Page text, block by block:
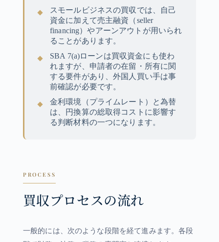
スモールビジネスの買収では、自己
資金に加えて売主融資（seller
financing）やアーンアウトが用いられ
ることがあります。
SBA 7(a)ローンは買収資金にも使わ
れますが、申請者の在留・所有に関
する要件があり、外国人買い手は事
前確認が必要です。
金利環境（プライムレート）と為替
は、円換算の総取得コストに影響す
る判断材料の一つになります。
PROCESS
買収プロセスの流れ
一般的には、次のような段階を経て進みます。各段